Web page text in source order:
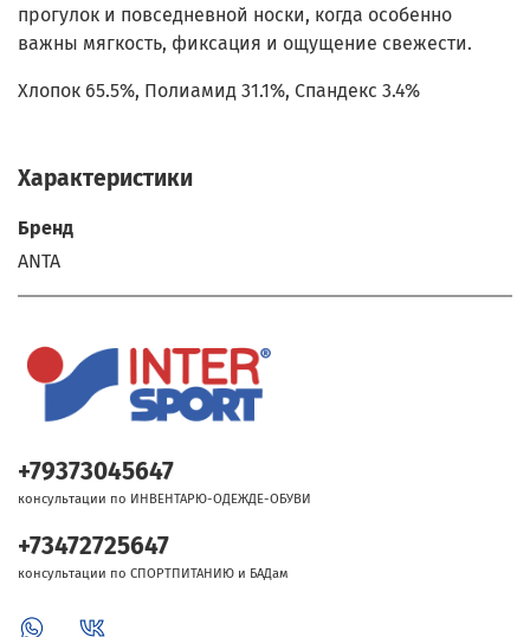
прогулок и повседневной носки, когда особенно
важны мягкость, фиксация и ощущение свежести.
Хлопок 65.5%, Полиамид 31.1%, Спандекс 3.4%
Характеристики
Бренд
ANTA
+79373045647
консультации по ИНВЕНТАРЮ-ОДЕЖДЕ-ОБУВИ
+73472725647
консультации по СПОРТПИТАНИЮ и БАДам